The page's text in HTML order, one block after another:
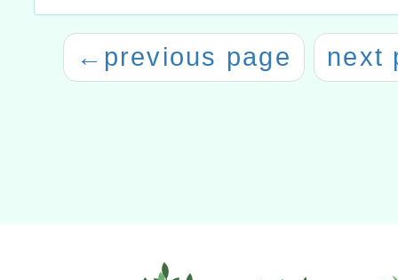
← previous page next